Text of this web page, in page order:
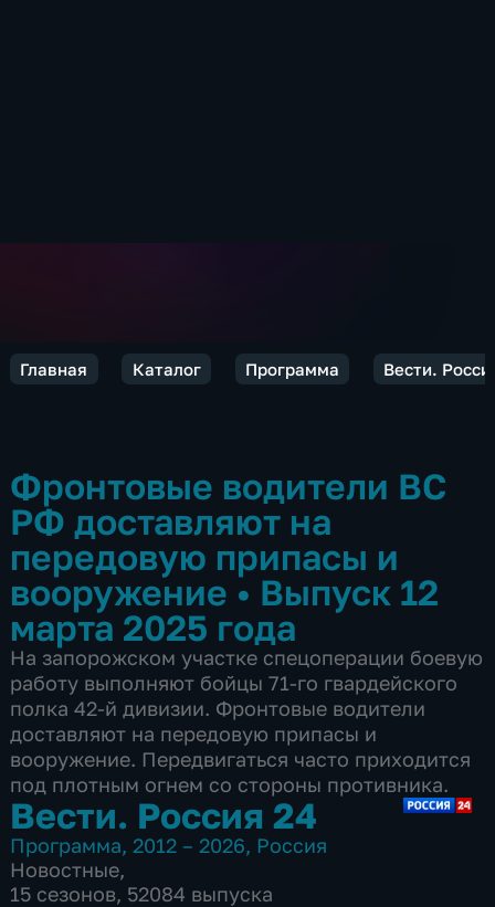
Главная Каталог Программа Вести.
Фронтовые водители ВС
РФ доставляют на
передовую припасы и
вооружение • Выпуск 12
марта 2025 года
На запорожском участке спецоперации боевую
работу выполняют бойцы 71-го гвардейского
полка 42-й дивизии. Фронтовые водители
доставляют на передовую припасы и
вооружение. Передвигаться часто приходится
под плотным огнем со стороны противника.
Вести. Россия 24
Программа, 2012 – 2026, Россия
Новостные,
15 сезонов, 52084 выпуска